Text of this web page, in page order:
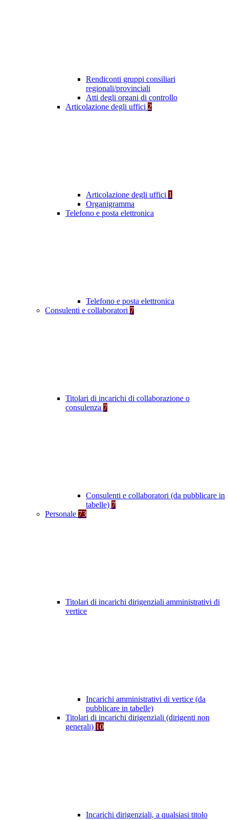
Rendiconti gruppi consiliari
regionali/provinciali
Atti degli organi di controllo
Articolazione degli uffici 2
Articolazione degli uffici 1
Organigramma
Telefono e posta elettronica
Telefono e posta elettronica
Consulenti e collaboratori 7
Titolari di incarichi di collaborazione o
consulenza 7
Consulenti e collaboratori (da pubblicare in
tabelle) 7
Personale 73
Titolari di incarichi dirigenziali amministrativi di
vertice
Incarichi amministrativi di vertice (da
pubblicare in tabelle)
Titolari di incarichi dirigenziali (dirigenti non
generali) 10
Incarichi dirigenziali, a qualsiasi titolo